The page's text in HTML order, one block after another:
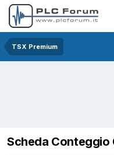
TSX Premium
Scheda Conteggio